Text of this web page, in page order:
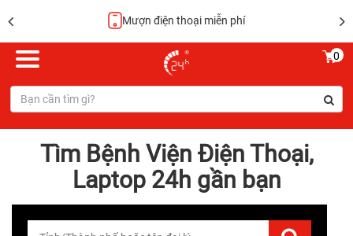
Mượn điện thoại miễn phí
0
Tìm Bệnh Viện Điện Thoại,
Laptop 24h gần bạn